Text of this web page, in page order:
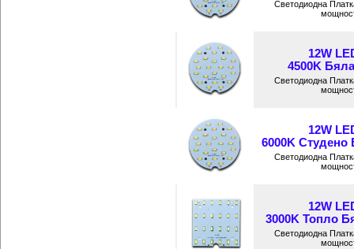
Светодиодна
12W
4500K
Светодиодна
12W
6000K Студено
Светодиодна
12W
3000K Топло
Светодиодна